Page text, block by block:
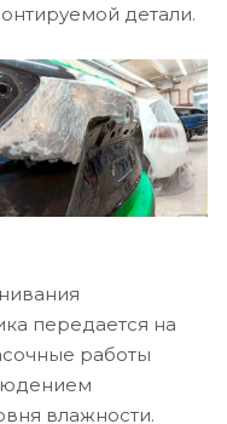
детали.
передается на
работы
влажности.